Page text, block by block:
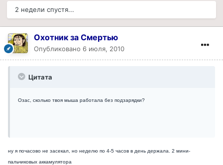
2 недели спустя...
Охотник за Смертью
Опубликовано 6 июля, 2010
Цитата
Озас, сколько твоя мыша работала без подзарядки?
ну я почасово не засекал, но неделю по 4-5 часов в день держала. 2 мини-
пальчиковых аккамулятора